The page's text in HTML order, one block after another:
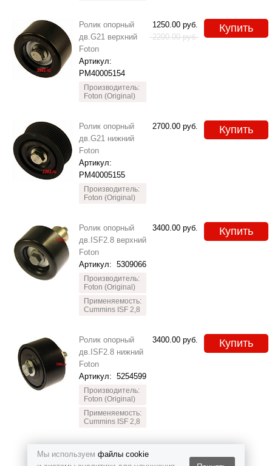
Мы используем файлы cookie
Ролик опорный
дв.G21 верхний
Foton
Артикул:
PM40005154
Производитель:
Foton (Original)
1250.00 руб.
2200.00 руб.
Купить
Ролик опорный
дв.G21 нижний
Foton
Артикул:
PM40005155
Производитель:
Foton (Original)
2700.00 руб. Купить
Ролик опорный
дв.ISF2.8 верхний
Foton
Артикул: 5309066
Производитель:
Foton (Original)
Применяемость:
Cummins ISF 2,8
3400.00 руб. Купить
Ролик опорный
дв.ISF2.8 нижний
Foton
Артикул: 5254599
Производитель:
Foton (Original)
Применяемость:
Cummins ISF 2,8
3400.00 руб. Купить